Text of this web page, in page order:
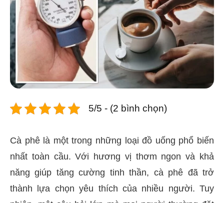
5/5 - (2 bình chọn)
Cà phê là một trong những loại đồ uống phổ biến
nhất toàn cầu. Với hương vị thơm ngon và khả
năng giúp tăng cường tinh thần, cà phê đã trở
thành lựa chọn yêu thích của nhiều người. Tuy